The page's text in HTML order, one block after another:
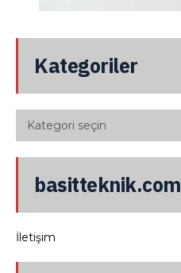
Kategoriler
basitteknik.com
İletişim